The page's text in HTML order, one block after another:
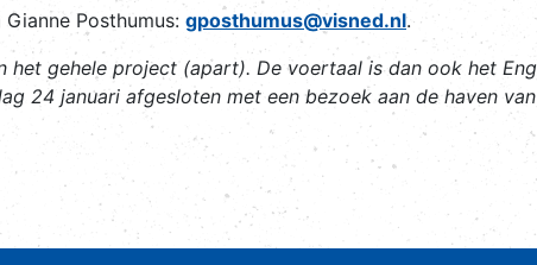
Posthumus: gposthumus@visned.nl.
gehele project (apart). De voertaal is dan ook het
24 januari afgesloten met een bezoek aan de haven